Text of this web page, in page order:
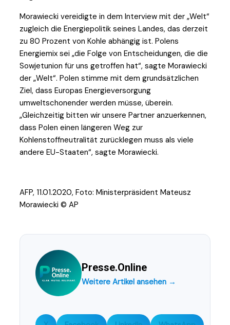
Morawiecki vereidigte in dem Interview mit der „Welt“
zugleich die Energiepolitik seines Landes, das derzeit
zu 80 Prozent von Kohle abhängig ist. Polens
Energiemix sei „die Folge von Entscheidungen, die die
Sowjetunion für uns getroffen hat“, sagte Morawiecki
der „Welt“. Polen stimme mit dem grundsätzlichen
Ziel, dass Europas Energieversorgung
umweltschonender werden müsse, überein.
„Gleichzeitig bitten wir unsere Partner anzuerkennen,
dass Polen einen längeren Weg zur
Kohlenstoffneutralität zurücklegen muss als viele
andere EU-Staaten“, sagte Morawiecki.
AFP, 11.01.2020, Foto: Ministerpräsident Mateusz
Morawiecki © AP
Presse.Online
Weitere Artikel ansehen →